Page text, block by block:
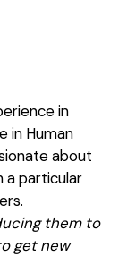
in
in Human
about
a particular
them to
get new